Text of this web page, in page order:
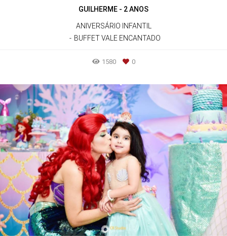
GUILHERME - 2 ANOS
ANIVERSÁRIO INFANTIL
BUFFET VALE ENCANTADO
1580 0